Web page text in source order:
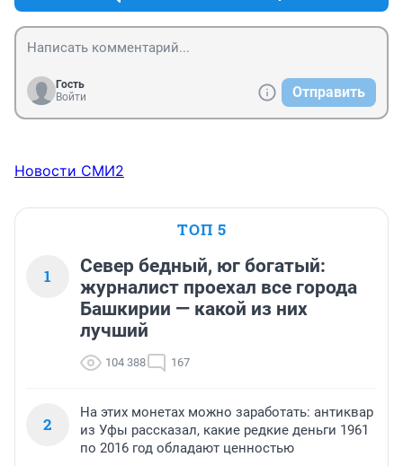
Гость
Войти
Отправить
Новости СМИ2
ТОП 5
1
Север бедный, юг богатый:
журналист проехал все города
Башкирии — какой из них
лучший
104 388 167
2
На этих монетах можно заработать: антиквар
из Уфы рассказал, какие редкие деньги 1961
по 2016 год обладают ценностью